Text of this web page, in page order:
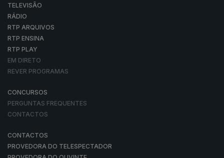
TELEVISÃO
RÁDIO
RTP ARQUIVOS
RTP ENSINA
RTP PLAY
EM DIRETO
REVER PROGRAMAS
CONCURSOS
PERGUNTAS FREQUENTES
CONTACTOS
CONTACTOS
PROVEDORA DO TELESPECTADOR